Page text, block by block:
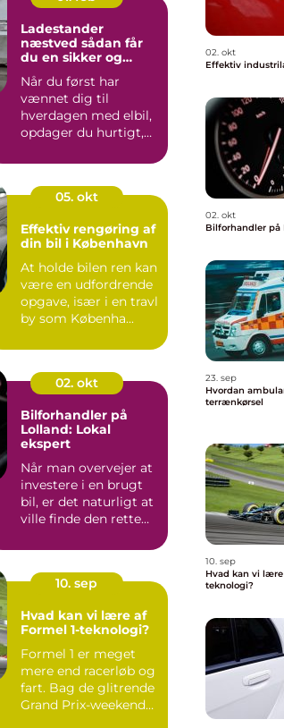
Ladestander
næstved sådan får
du en sikker og
opladningsløsning
Når du først har
vænnet dig til
hverdagen med elbil,
opdager du hurtigt,
og hu...
05. okt
Effektiv rengøring af
din bil i København
At holde bilen ren kan
være en udfordrende
opgave, især i en travl
by som Københa...
02. okt
Bilforhandler på
Lolland: Lokal
ekspert
Når man overvejer at
investere i en brugt
bil, er det naturligt at
ville finde den rette
10. sep
Hvad kan vi lære af
Formel 1-teknologi?
Formel 1 er meget
mere end racerløb og
fart. Bag de glitrende
Grand Prix-weekender
02. okt
Effektiv
02. okt
Bilforhandler på
23. sep
Hvordan
terrænkørsel
10. sep
Hvad kan vi lære
teknologi?